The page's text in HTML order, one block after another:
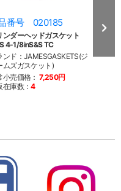
番号 020185
ンダーヘッドガスケット
4-1/8inS&S TC
ンド：JAMESGASKETS(ジ
ムズガスケット)
小売価格： 7,250円
在庫数：4
商
ブラ